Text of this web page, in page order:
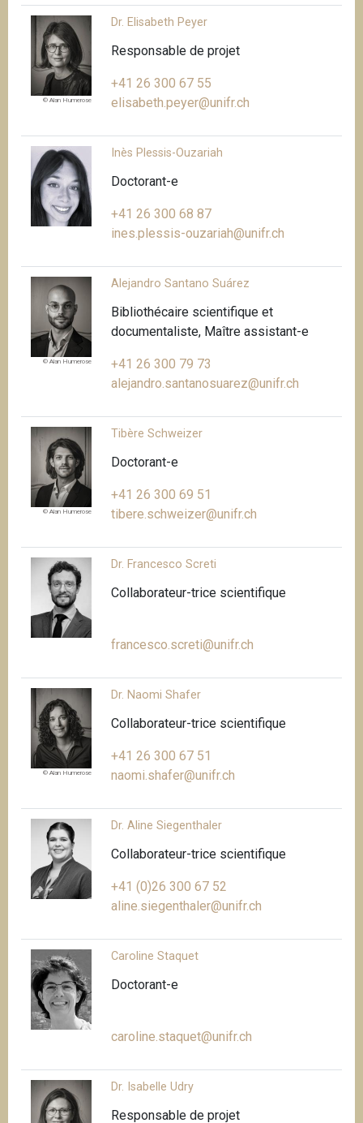
© Alan Humerose
Dr. Elisabeth Peyer
Responsable de projet
+41 26 300 67 55
elisabeth.peyer@unifr.ch
Inès Plessis-Ouzariah
Doctorant-e
+41 26 300 68 87
ines.plessis-ouzariah@unifr.ch
© Alan Humerose
Alejandro Santano Suárez
Bibliothécaire scientifique et
documentaliste, Maître assistant-e
+41 26 300 79 73
alejandro.santanosuarez@unifr.ch
© Alan Humerose
Tibère Schweizer
Doctorant-e
+41 26 300 69 51
tibere.schweizer@unifr.ch
Dr. Francesco Screti
Collaborateur-trice scientifique
francesco.screti@unifr.ch
© Alan Humerose
Dr. Naomi Shafer
Collaborateur-trice scientifique
+41 26 300 67 51
naomi.shafer@unifr.ch
Dr. Aline Siegenthaler
Collaborateur-trice scientifique
+41 (0)26 300 67 52
aline.siegenthaler@unifr.ch
Caroline Staquet
Doctorant-e
caroline.staquet@unifr.ch
Dr. Isabelle Udry
Responsable de projet